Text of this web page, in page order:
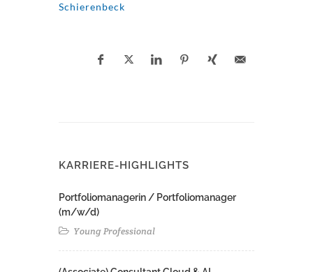
Schierenbeck
KARRIERE-HIGHLIGHTS
Portfoliomanagerin / Portfoliomanager
(m/w/d)
Young Professional